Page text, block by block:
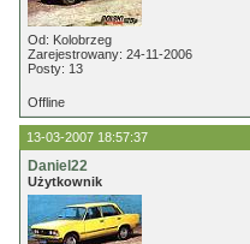
Od: Kolobrzeg
Zarejestrowany: 24-11-2006
Posty: 13
Offline
13-03-2007 18:57:37
Daniel22
Użytkownik